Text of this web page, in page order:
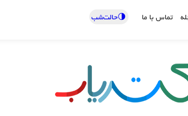
تماس با ما 🌗حالت‌شب